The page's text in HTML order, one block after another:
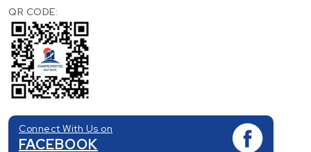
QR CODE:
Connect With Us on
FACEBOOK